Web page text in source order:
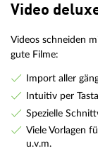
Video
Videos schneiden
gute Filme:
Import aller
Intuitiv per
Spezielle
Viele Vorlagen
u.v.m.